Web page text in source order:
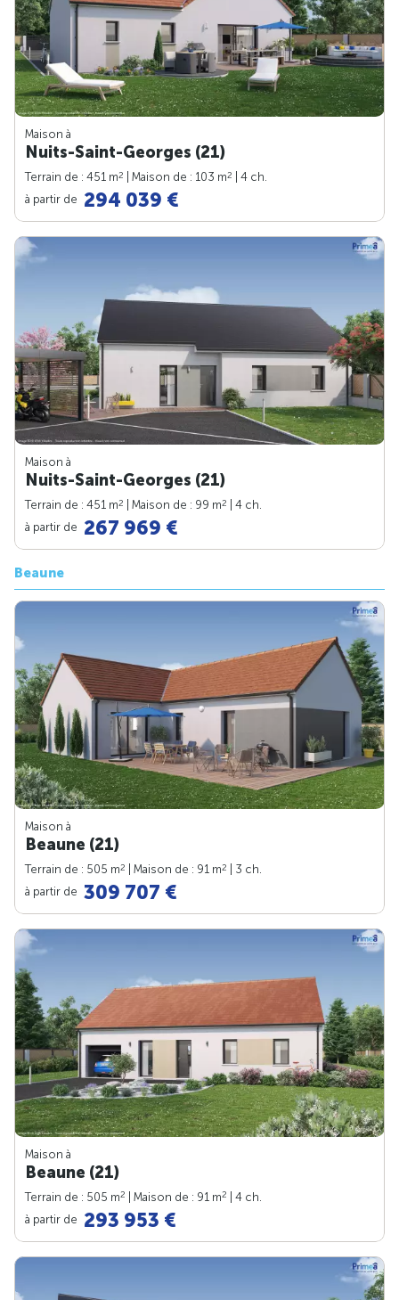
Maison à
Nuits-Saint-Georges (21)
Terrain de : 451 m2 | Maison de : 103 m2
| 4 ch.
à partir de 294 039 €
Maison à
Nuits-Saint-Georges (21)
Terrain de : 451 m2 | Maison de : 99 m2
| 4 ch.
à partir de 267 969 €
Beaune
Maison à
Beaune (21)
Terrain de : 505 m2 | Maison de : 91 m2
| 3 ch.
à partir de 309 707 €
Maison à
Beaune (21)
Terrain de : 505 m2 | Maison de : 91 m2
| 4 ch.
à partir de 293 953 €